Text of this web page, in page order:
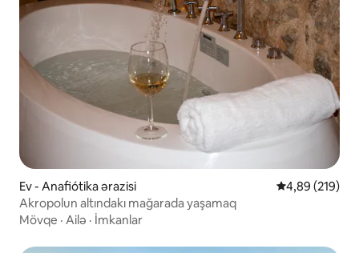
Ev - Anafiótika ərazisi Ortalama
4,89 (219)
Akropolun altındakı mağarada yaşamaq
Mövqe · Ailə · İmkanlar